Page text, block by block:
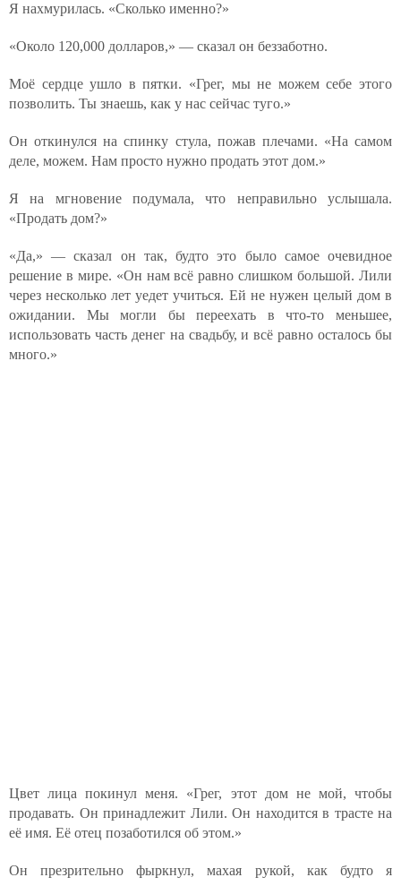
Я нахмурилась. «Сколько именно?»
«Около 120,000 долларов,» — сказал он беззаботно.
Моё сердце ушло в пятки. «Грег, мы не можем себе этого
позволить. Ты знаешь, как у нас сейчас туго.»
Он откинулся на спинку стула, пожав плечами. «На самом
деле, можем. Нам просто нужно продать этот дом.»
Я на мгновение подумала, что неправильно услышала.
«Продать дом?»
«Да,» — сказал он так, будто это было самое очевидное
решение в мире. «Он нам всё равно слишком большой. Лили
через несколько лет уедет учиться. Ей не нужен целый дом в
ожидании. Мы могли бы переехать в что-то меньшее,
использовать часть денег на свадьбу, и всё равно осталось бы
много.»
Цвет лица покинул меня. «Грег, этот дом не мой, чтобы
продавать. Он принадлежит Лили. Он находится в трасте на
её имя. Её отец позаботился об этом.»
Он презрительно фыркнул, махая рукой, как будто я